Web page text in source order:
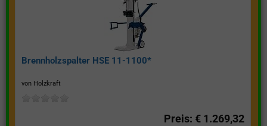
Brennholzspalter HSE 11-1100*
von Holzkraft
Preis: € 1.269,32